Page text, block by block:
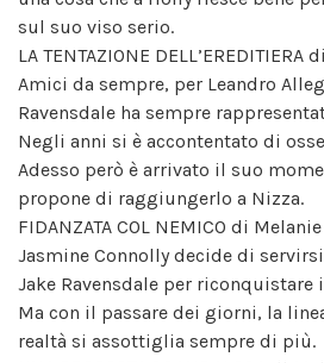
sul suo viso serio.
LA TENTAZIONE
Amici da sempre, per Leandro
Ravensdale ha sempre
Negli anni si è accontentato di
Adesso però è arrivato il suo
propone di raggiungerlo a Nizza.
FIDANZATA COL NEMICO di
Jasmine Connolly decide di
Jake Ravensdale per
Ma con il passare dei giorni, la
realtà si assottiglia sempre di più.